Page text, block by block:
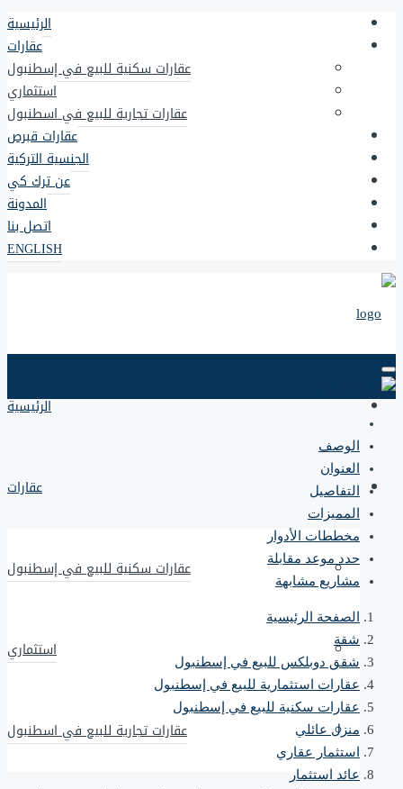
الرئيسية
عقارات
عقارات سكنية للبيع في إسطنبول
استثماري
عقارات تجارية للبيع في اسطنبول
عقارات قبرص
الجنسية التركية
عن ترك كي
المدونة
اتصل بنا
ENGLISH
الرئيسية
عقارات
عقارات سكنية للبيع في إسطنبول
استثماري
عقارات تجارية للبيع في اسطنبول
الوصف
العنوان
التفاصيل
المميزات
مخططات الأدوار
حدد موعد مقابلة
مشاريع مشابهة
الصفحة الرئيسية
شقة
شقق دوبلكس للبيع في إسطنبول
عقارات استثمارية للبيع في إسطنبول
عقارات سكنية للبيع في إسطنبول
منزل عائلي
استثمار عقاري
عائد استثمار